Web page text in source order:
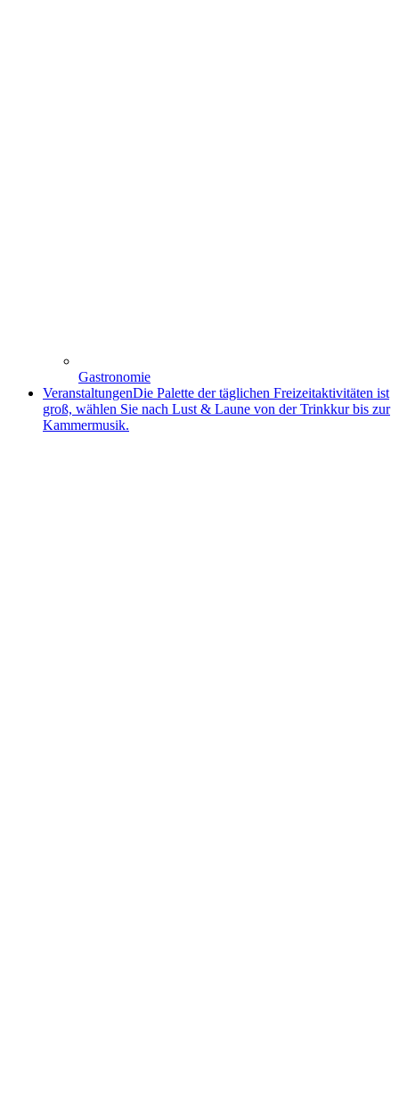
Gastronomie
VeranstaltungenDie Palette der täglichen Freizeitaktivitäten ist
groß, wählen Sie nach Lust & Laune von der Trinkkur bis zur
Kammermusik.